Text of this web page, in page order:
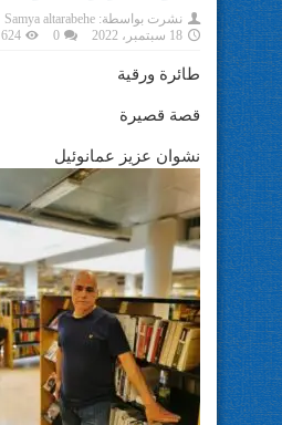
نشرت بواسطة: Samya altarabehe
18 سبتمبر، 2022
0 624 زيارة
طائرة ورقية
قصة قصيرة
نشوان عزيز عمانوئيل